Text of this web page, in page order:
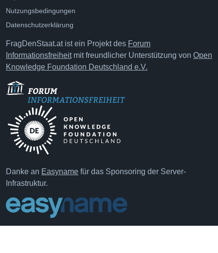
Nutzungsbedingungen
Datenschutzerklärung
FragDenStaat.at ist ein Projekt des Forum
Informationsfreiheitmit freundlicher Unterstützung von Open
Knowledge Foundation Deutschland e.V.
Danke an Easyname für das Sponsoring der Server-
Infrastruktur.